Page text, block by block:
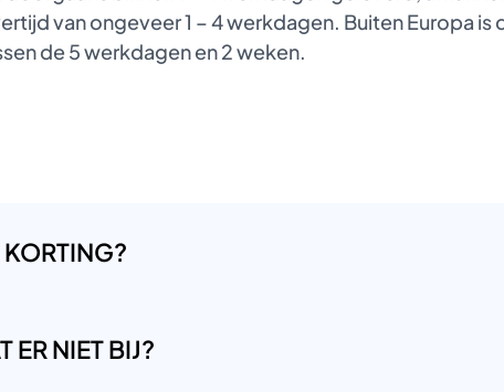
van ongeveer 1 – 4 werkdagen. Buiten Europa is
de 5 werkdagen en 2 weken.
ER NIET BIJ?